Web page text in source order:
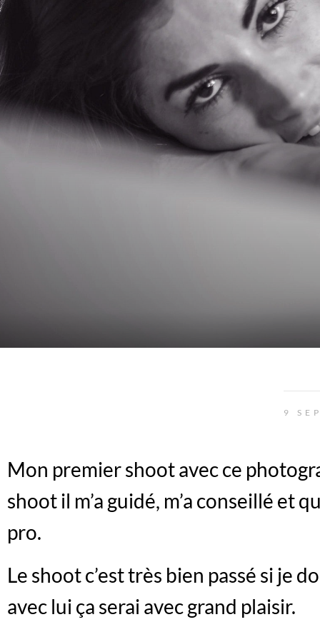
9
Mon premier shoot avec ce
shoot il m’a guidé, m’a conseillé et
pro.
Le shoot c’est très bien passé si je
avec lui ça serai avec grand plaisir.